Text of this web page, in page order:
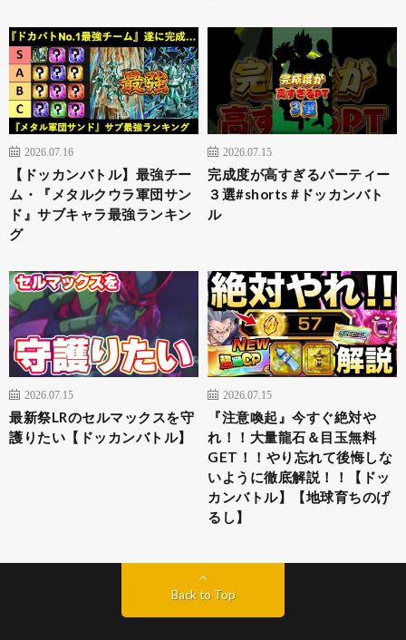
2026.07.16
【ドッカンバトル】最強チー
ム・『メタルクウラ軍団サン
ド』サブキャラ最強ランキン
グ
2026.07.15
完成度が高すぎるパーティー
３選#shorts #ドッカンバト
ル
2026.07.15
最新祭LRのセルマックスを守
護りたい【ドッカンバトル】
2026.07.15
『注意喚起』今すぐ絶対や
れ！！大量龍石＆目玉無料
GET！！やり忘れて後悔しな
いように徹底解説！！【ドッ
カンバトル】【地球育ちのげ
るし】
Back to Top